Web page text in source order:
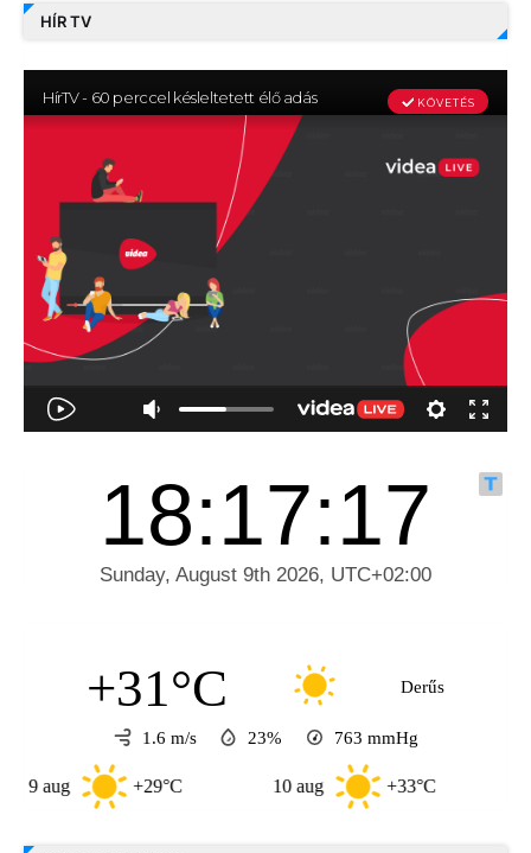
HÍR TV
+31°C Derűs
1.6 m/s 23% 763 mmHg
+29°C +33°C